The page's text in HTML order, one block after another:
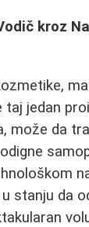
kroz
jedan
može da
stanju da